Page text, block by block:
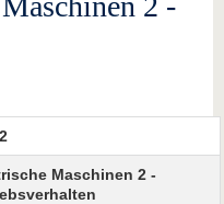
Maschinen 2 -